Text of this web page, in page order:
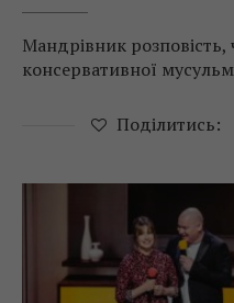
Мандрівник розповість,
консервативної
Поділитись: